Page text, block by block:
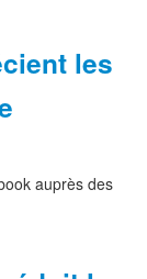
les
auprès des